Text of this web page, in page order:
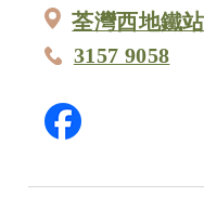
荃灣西地鐵
3157 9058